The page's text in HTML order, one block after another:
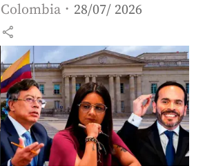
Colombia 28/07/ 2026
share